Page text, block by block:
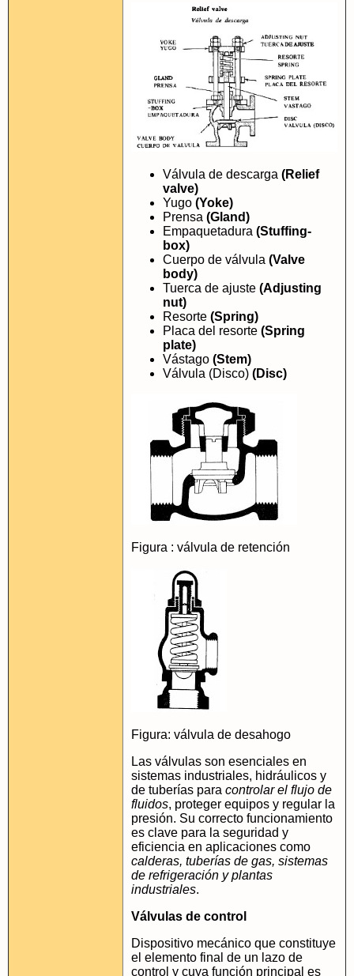
Válvula de descarga (Relief
valve)
Yugo (Yoke)
Prensa (Gland)
Empaquetadura (Stuffing-
box)
Cuerpo de válvula (Valve
body)
Tuerca de ajuste (Adjusting
nut)
Resorte (Spring)
Placa del resorte (Spring
plate)
Vástago (Stem)
Válvula (Disco) (Disc)
Figura : válvula de retención
Figura: válvula de desahogo
Las válvulas son esenciales en
sistemas industriales, hidráulicos y
de tuberías para controlar el flujo de
fluidos, proteger equipos y regular la
presión. Su correcto funcionamiento
es clave para la seguridad y
eficiencia en aplicaciones como
calderas, tuberías de gas, sistemas
de refrigeración y plantas
industriales.
Válvulas de control
Dispositivo mecánico que constituye
el elemento final de un lazo de
control y cuya función principal es